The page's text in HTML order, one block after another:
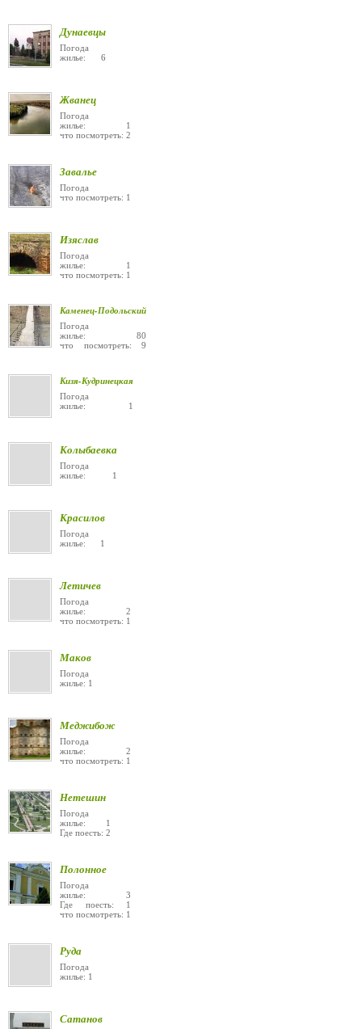
Дунаевцы
Погода
жилье: 6
Жванец
Погода
жилье: 1
что посмотреть: 2
Завалье
Погода
что посмотреть: 1
Изяслав
Погода
жилье: 1
что посмотреть: 1
Каменец-Подольский
Погода
жилье: 80
что посмотреть: 9
Кизя-Кудринецкая
Погода
жилье: 1
Колыбаевка
Погода
жилье: 1
Красилов
Погода
жилье: 1
Летичев
Погода
жилье: 2
что посмотреть: 1
Маков
Погода
жилье: 1
Меджибож
Погода
жилье: 2
что посмотреть: 1
Нетешин
Погода
жилье: 1
Где поесть: 2
Полонное
Погода
жилье: 3
Где поесть: 1
что посмотреть: 1
Руда
Погода
жилье: 1
Сатанов